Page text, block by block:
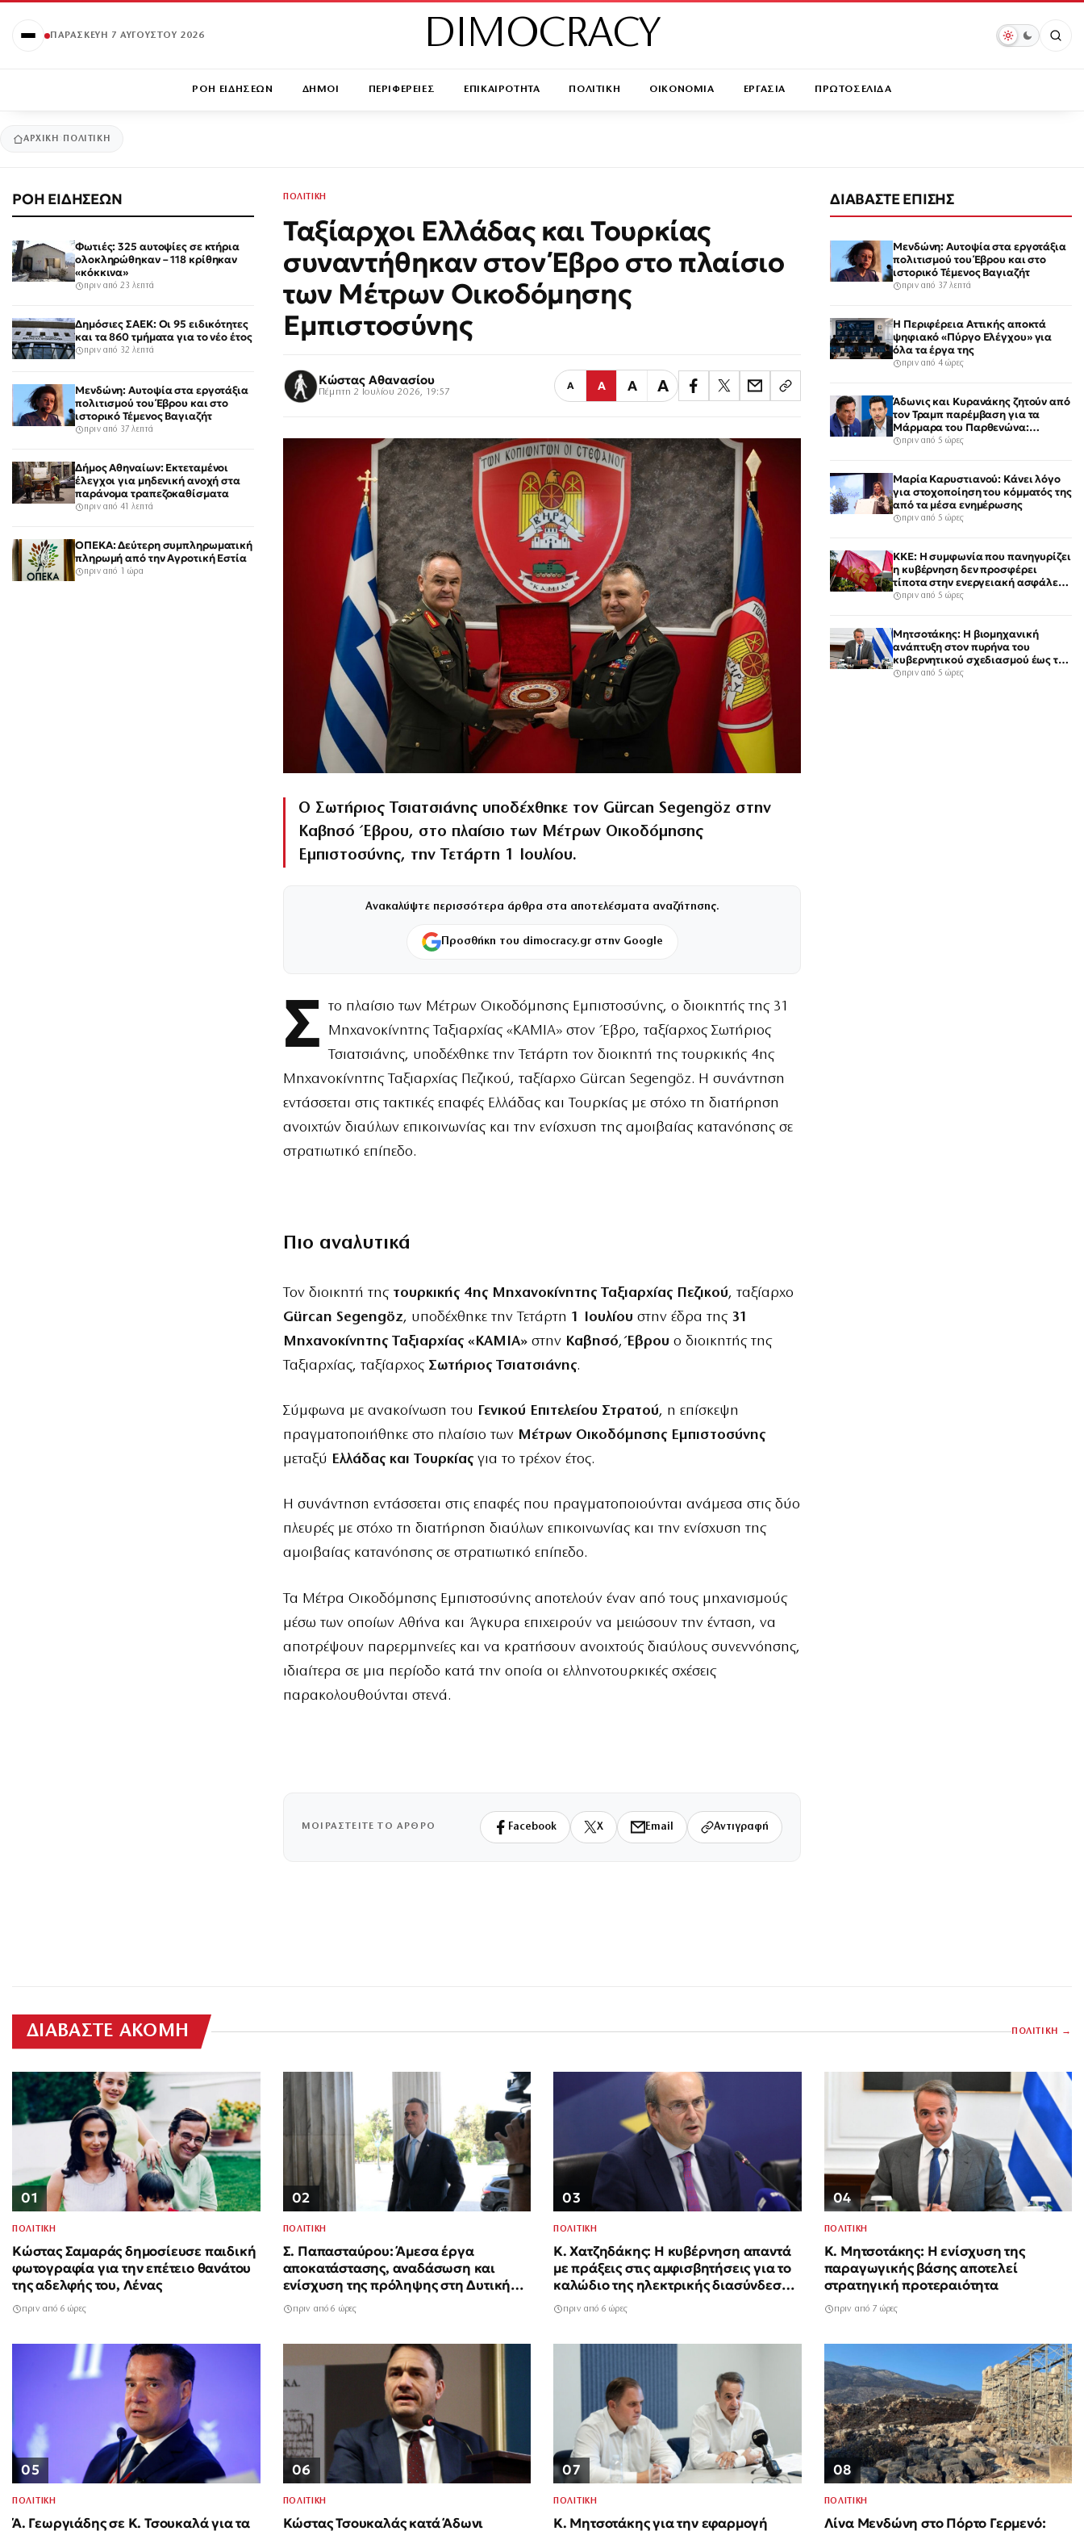
ΠΑΡΑΣΚΕΥΉ 7 ΑΥΓΟΎΣΤΟΥ 2026 DIMOCRACY
ΡΟΗ ΕΙΔΗΣΕΩΝ ΔΗΜΟΙ ΠΕΡΙΦΕΡΕΙΕΣ ΕΠΙΚΑΙΡΟΤΗΤΑ ΠΟΛΙΤΙΚΗ ΟΙΚΟΝΟΜΙΑ ΕΡΓΑΣΙΑ ΠΡΩΤΟΣΕΛΙΔΑ
ΑΡΧΙΚΉ ΠΟΛΙΤΙΚΗ
ΡΟΗ ΕΙΔΗΣΕΩΝ
Φωτιές: 325 αυτοψίες σε κτήρια
ολοκληρώθηκαν – 118 κρίθηκαν
«κόκκινα»
πριν από 23 λεπτά
Δημόσιες ΣΑΕΚ: Οι 95 ειδικότητες
και τα 860 τμήματα για το νέο έτος
πριν από 32 λεπτά
Μενδώνη: Αυτοψία στα εργοτάξια
πολιτισμού του Έβρου και στο
ιστορικό Τέμενος Βαγιαζήτ
πριν από 37 λεπτά
Δήμος Αθηναίων: Εκτεταμένοι
έλεγχοι για μηδενική ανοχή στα
παράνομα τραπεζοκαθίσματα
πριν από 41 λεπτά
ΟΠΕΚΑ: Δεύτερη συμπληρωματική
πληρωμή από την Αγροτική Εστία
πριν από 1 ώρα
ΠΟΛΙΤΙΚΗ
Ταξίαρχοι Ελλάδας και Τουρκίας
συναντήθηκαν στον Έβρο στο πλαίσιο
των Μέτρων Οικοδόμησης
Εμπιστοσύνης
Κώστας Αθανασίου
Πέμπτη 2 Ιουλίου 2026, 19:57
Α Α Α Α
Ο Σωτήριος Τσιατσιάνης υποδέχθηκε τον Gürcan Segengöz στην
Καβησό Έβρου, στο πλαίσιο των Μέτρων Οικοδόμησης
Εμπιστοσύνης, την Τετάρτη 1 Ιουλίου.
Ανακαλύψτε περισσότερα άρθρα στα αποτελέσματα αναζήτησης.
Προσθήκη του dimocracy.gr στην Google
Σ το πλαίσιο των Μέτρων Οικοδόμησης Εμπιστοσύνης, ο διοικητής της 31
Μηχανοκίνητης Ταξιαρχίας «ΚΑΜΙΑ» στον Έβρο, ταξίαρχος Σωτήριος
Τσιατσιάνης, υποδέχθηκε την Τετάρτη τον διοικητή της τουρκικής 4ης
Μηχανοκίνητης Ταξιαρχίας Πεζικού, ταξίαρχο Gürcan Segengöz. Η συνάντηση
εντάσσεται στις τακτικές επαφές Ελλάδας και Τουρκίας με στόχο τη διατήρηση
ανοιχτών διαύλων επικοινωνίας και την ενίσχυση της αμοιβαίας κατανόησης σε
στρατιωτικό επίπεδο.
Πιο αναλυτικά
Τον διοικητή της τουρκικής 4ης Μηχανοκίνητης Ταξιαρχίας Πεζικού, ταξίαρχο
Gürcan Segengöz, υποδέχθηκε την Τετάρτη 1 Ιουλίου στην έδρα της 31
Μηχανοκίνητης Ταξιαρχίας «ΚΑΜΙΑ» στην Καβησό,Έβρου ο διοικητής της
Ταξιαρχίας, ταξίαρχος Σωτήριος Τσιατσιάνης.
Σύμφωνα με ανακοίνωση του Γενικού Επιτελείου Στρατού, η επίσκεψη
πραγματοποιήθηκε στο πλαίσιο των Μέτρων Οικοδόμησης Εμπιστοσύνης
μεταξύ Ελλάδας και Τουρκίας για το τρέχον έτος.
Η συνάντηση εντάσσεται στις επαφές που πραγματοποιούνται ανάμεσα στις δύο
πλευρές με στόχο τη διατήρηση διαύλων επικοινωνίας και την ενίσχυση της
αμοιβαίας κατανόησης σε στρατιωτικό επίπεδο.
Τα Μέτρα Οικοδόμησης Εμπιστοσύνης αποτελούν έναν από τους μηχανισμούς
μέσω των οποίων Αθήνα και Άγκυρα επιχειρούν να μειώσουν την ένταση, να
αποτρέψουν παρερμηνείες και να κρατήσουν ανοιχτούς διαύλους συνεννόησης,
ιδιαίτερα σε μια περίοδο κατά την οποία οι ελληνοτουρκικές σχέσεις
παρακολουθούνται στενά.
ΜΟΙΡΑΣΤΕΙΤΕ ΤΟ ΑΡΘΡΟ Facebook X Email Αντιγραφή
ΔΙΑΒΑΣΤΕ ΕΠΙΣΗΣ
Μενδώνη: Αυτοψία στα εργοτάξια
πολιτισμού του Έβρου και στο
ιστορικό Τέμενος Βαγιαζήτ
πριν από 37 λεπτά
Η Περιφέρεια Αττικής αποκτά
ψηφιακό «Πύργο Ελέγχου» για
όλα τα έργα της
πριν από 4 ώρες
Άδωνις και Κυρανάκης ζητούν από
τον Τραμπ παρέμβαση για τα
Μάρμαρα του Παρθενώνα:
«Μπορεί να αφήσει ιστορική
πριν από 5 ώρες
Μαρία Καρυστιανού: Κάνει λόγο
για στοχοποίηση του κόμματός της
από τα μέσα ενημέρωσης
πριν από 5 ώρες
ΚΚΕ: Η συμφωνία που πανηγυρίζει
η κυβέρνηση δεν προσφέρει
τίποτα στην ενεργειακή ασφάλεια
του λαού
πριν από 5 ώρες
Μητσοτάκης: Η βιομηχανική
ανάπτυξη στον πυρήνα του
κυβερνητικού σχεδιασμού έως τις
εκλογές του 2027
πριν από 5 ώρες
ΔΙΑΒΑΣΤΕ ΑΚΟΜΗ ΠΟΛΙΤΙΚΗ
01
ΠΟΛΙΤΙΚΗ
Κώστας Σαμαράς δημοσίευσε παιδική
φωτογραφία για την επέτειο θανάτου
της αδελφής του, Λένας
πριν από 6 ώρες
02
ΠΟΛΙΤΙΚΗ
Σ. Παπασταύρου: Άμεσα έργα
αποκατάστασης, αναδάσωση και
ενίσχυση της πρόληψης στη Δυτική
Αττική
πριν από 6 ώρες
03
ΠΟΛΙΤΙΚΗ
Κ. Χατζηδάκης: Η κυβέρνηση απαντά
με πράξεις στις αμφισβητήσεις για το
καλώδιο της ηλεκτρικής διασύνδεσης
Ελλάδας-Κύπρου
πριν από 6 ώρες
04
ΠΟΛΙΤΙΚΗ
Κ. Μητσοτάκης: Η ενίσχυση της
παραγωγικής βάσης αποτελεί
στρατηγική προτεραιότητα
πριν από 7 ώρες
05
ΠΟΛΙΤΙΚΗ
Ά. Γεωργιάδης σε Κ. Τσουκαλά για τα
06
ΠΟΛΙΤΙΚΗ
Κώστας Τσουκαλάς κατά Άδωνι
07
ΠΟΛΙΤΙΚΗ
Κ. Μητσοτάκης για την εφαρμογή
08
ΠΟΛΙΤΙΚΗ
Λίνα Μενδώνη στο Πόρτο Γερμενό: